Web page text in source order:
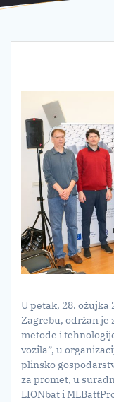
U petak, 28. ožujka
Zagrebu, održan je
metode i
vozila”, u
plinsko
za promet, u
LIONbat i